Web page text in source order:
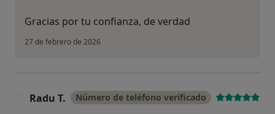
Gracias por tu confianza, de verdad
27 de febrero de 2026
Radu T. Número de teléfono verificado